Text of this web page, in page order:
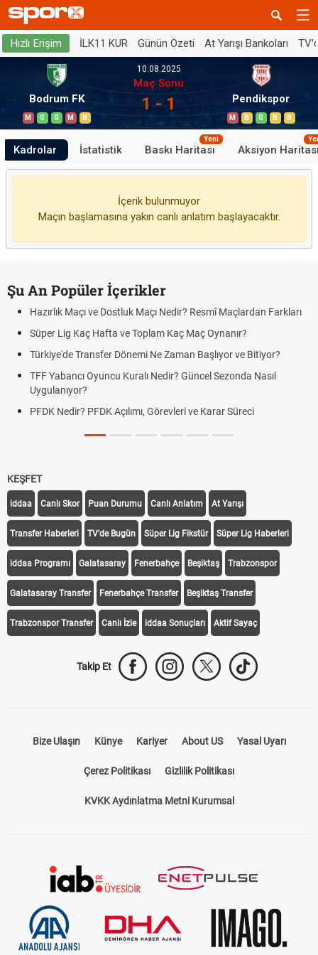
Hızlı Erişim İLK11 KUR Günün Özeti At Yarışı Bankoları
Bodrum FK
M G G M B
10.08.2025
Maç Sonu
1 - 1 Pendikspor
M B G B B
Kadrolar İstatistik Baskı Haritası
Yeni
Aksiyon
İçerik bulunmuyor
Maçın başlamasına yakın canlı anlatım başlayacaktır.
Şu An Popüler İçerikler
Hazırlık Maçı ve Dostluk Maçı Nedir? Resmî Maçlardan Farkları
Süper Lig Kaç Hafta ve Toplam Kaç Maç Oynanır?
Türkiye'de Transfer Dönemi Ne Zaman Başlıyor ve Bitiyor?
TFF Yabancı Oyuncu Kuralı Nedir? Güncel Sezonda Nasıl
Uygulanıyor?
PFDK Nedir? PFDK Açılımı, Görevleri ve Karar Süreci
KEŞFET
iddaa Canlı Skor Puan Durumu Canlı Anlatım At Yarışı
Transfer Haberleri TV'de Bugün Süper Lig Fikstür Süper Lig Haberleri
iddaa Programı Galatasaray Fenerbahçe Beşiktaş Trabzonspor
Galatasaray Transfer Fenerbahçe Transfer Beşiktaş Transfer
Trabzonspor Transfer Canlı İzle iddaa Sonuçları Aktif Sayaç
Takip Et
Bize Ulaşın Künye Kariyer About US Yasal Uyarı
Çerez Politikası Gizlilik Politikası
KVKK Aydınlatma Metni Kurumsal